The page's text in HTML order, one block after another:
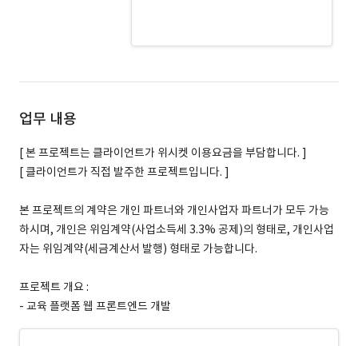
업무 내용
[ 본 프로젝트는 클라이언트가 위시켓 이용요금을 부담합니다. ]
[ 클라이언트가 직접 발주한 프로젝트입니다. ]
본 프로젝트의 계약은 개인 파트너와 개인사업자 파트너가 모두 가능
하시며, 개인은 위임계약(사업소득세 3.3% 공제)의 형태로, 개인사업
자는 위임계약(세금계산서 발행) 형태로 가능합니다.
프로젝트 개요 :
- 교육 플랫폼 웹 프론트엔드 개발